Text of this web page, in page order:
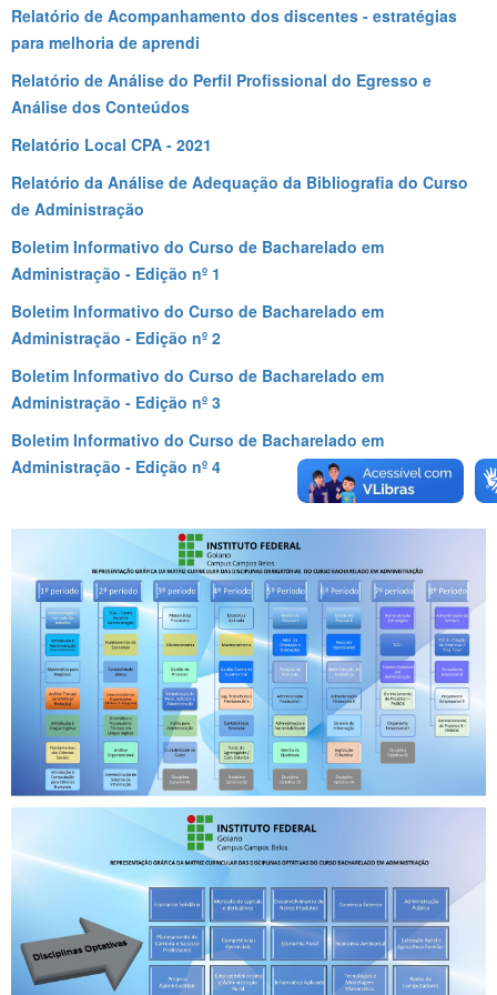
Relatório de Acompanhamento dos discentes - estratégias
para melhoria de aprendi
Relatório de Análise do Perfil Profissional do Egresso e
Análise dos Conteúdos
Relatório Local CPA - 2021
Relatório da Análise de Adequação da Bibliografia do Curso
de Administração
Boletim Informativo do Curso de Bacharelado em
Administração - Edição nº 1
Boletim Informativo do Curso de Bacharelado em
Administração - Edição nº 2
Boletim Informativo do Curso de Bacharelado em
Administração - Edição nº 3
Boletim Informativo do Curso de Bacharelado em
Administração - Edição nº 4